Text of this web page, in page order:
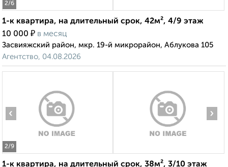
2/6
1-к квартира, на длительный срок, 42м², 4/9 этаж
10 000 ₽ в месяц
Засвияжский район, мкр. 19-й микрорайон, Аблукова 105
Агентство, 04.08.2026
2/9
‹ ›
1-к квартира, на длительный срок, 38м², 3/10 этаж